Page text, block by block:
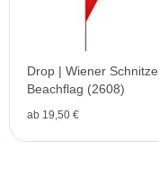
Drop | Wiener
Beachflag (2608)
ab 19,50 €